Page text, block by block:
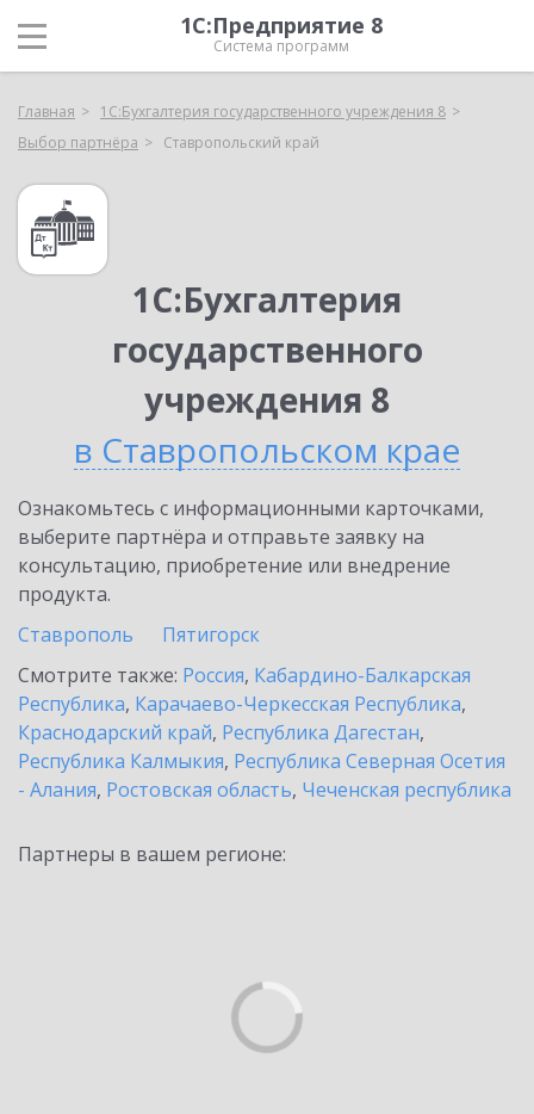
1С:Предприятие 8
Система программ
Главная
1С:Бухгалтерия государственного учреждения 8
Выбор партнёра
Ставропольский край
1С:Бухгалтерия
государственного
учреждения 8
в Ставропольском крае
Ознакомьтесь с информационными карточками,
выберите партнёра и отправьте заявку на
консультацию, приобретение или внедрение
продукта.
Ставрополь
Пятигорск
Смотрите также: Россия, Кабардино-Балкарская
Республика, Карачаево-Черкесская Республика,
Краснодарский край, Республика Дагестан,
Республика Калмыкия, Республика Северная Осетия
- Алания, Ростовская область, Чеченская республика
Партнеры в вашем регионе: